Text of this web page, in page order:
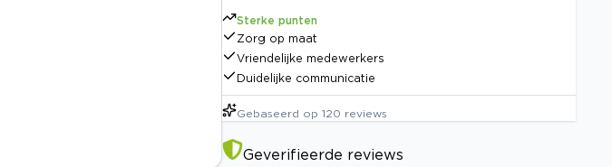
Sterke punten
Zorg op maat
Vriendelijke medewerkers
Duidelijke communicatie
Gebaseerd op 120 reviews
Geverifieerde reviews